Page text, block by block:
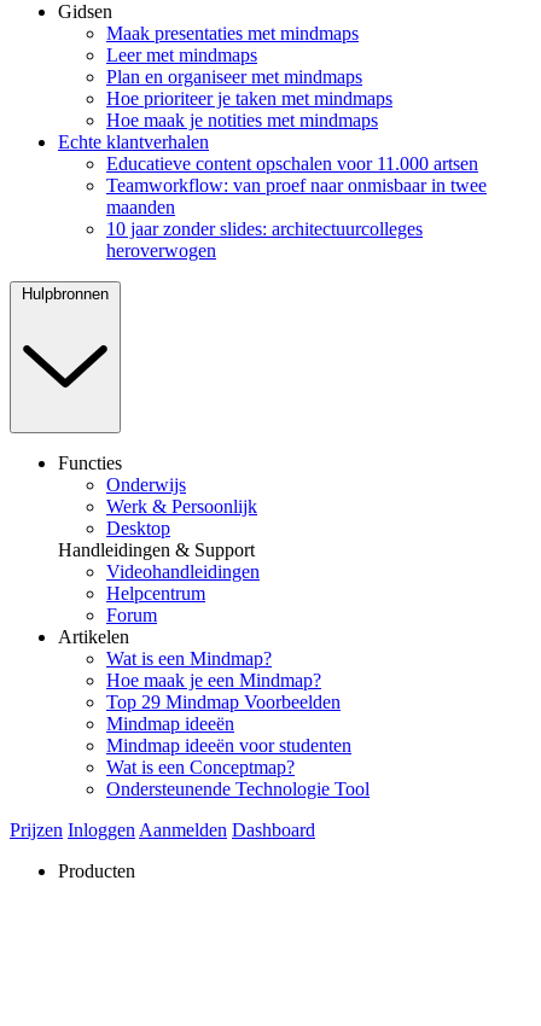
Gidsen
Maak presentaties met mindmaps
Leer met mindmaps
Plan en organiseer met mindmaps
Hoe prioriteer je taken met mindmaps
Hoe maak je notities met mindmaps
Echte klantverhalen
Educatieve content opschalen voor 11.000 artsen
Teamworkflow: van proef naar onmisbaar in twee
maanden
10 jaar zonder slides: architectuurcolleges
heroverwogen
Hulpbronnen
Functies
Onderwijs
Werk & Persoonlijk
Desktop
Handleidingen & Support
Videohandleidingen
Helpcentrum
Forum
Artikelen
Wat is een Mindmap?
Hoe maak je een Mindmap?
Top 29 Mindmap Voorbeelden
Mindmap ideeën
Mindmap ideeën voor studenten
Wat is een Conceptmap?
Ondersteunende Technologie Tool
Prijzen Inloggen Aanmelden Dashboard
Producten